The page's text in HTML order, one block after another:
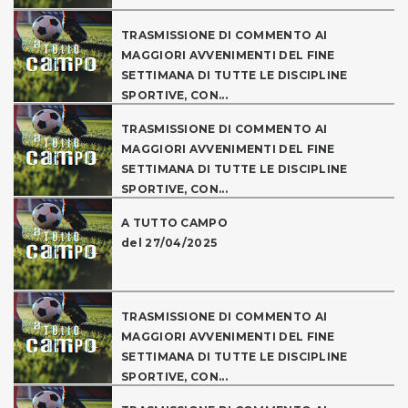
TRASMISSIONE DI COMMENTO AI
MAGGIORI AVVENIMENTI DEL FINE
SETTIMANA DI TUTTE LE DISCIPLINE
SPORTIVE, CON...
TRASMISSIONE DI COMMENTO AI
MAGGIORI AVVENIMENTI DEL FINE
SETTIMANA DI TUTTE LE DISCIPLINE
SPORTIVE, CON...
A TUTTO CAMPO
del 27/04/2025
TRASMISSIONE DI COMMENTO AI
MAGGIORI AVVENIMENTI DEL FINE
SETTIMANA DI TUTTE LE DISCIPLINE
SPORTIVE, CON...